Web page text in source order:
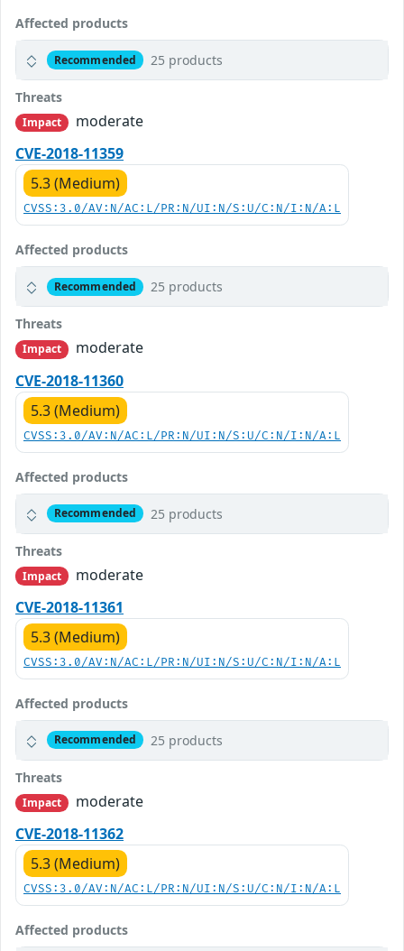
Affected products
Recommended 25 products
Threats
Impact
moderate
CVE-2018-11359
5.3 (Medium)
CVSS:3.0/AV:N/AC:L/PR:N/UI:N/S:U/C:N/I:N/A:L
Affected products
Recommended 25 products
Threats
Impact
moderate
CVE-2018-11360
5.3 (Medium)
CVSS:3.0/AV:N/AC:L/PR:N/UI:N/S:U/C:N/I:N/A:L
Affected products
Recommended 25 products
Threats
Impact
moderate
CVE-2018-11361
5.3 (Medium)
CVSS:3.0/AV:N/AC:L/PR:N/UI:N/S:U/C:N/I:N/A:L
Affected products
Recommended 25 products
Threats
Impact
moderate
CVE-2018-11362
5.3 (Medium)
CVSS:3.0/AV:N/AC:L/PR:N/UI:N/S:U/C:N/I:N/A:L
Affected products